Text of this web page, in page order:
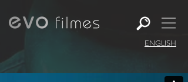
ENGLISH